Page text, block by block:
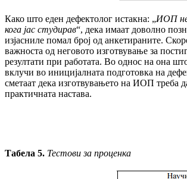
Како што еден дефектолог истакна: „ИОП
кога јас студирав“, дека имаат доволно
изјасниле помал број од анкетираните.
важноста од него­во­то изготвување за
резултати при работата. Во однос на она
вклучи во ини­цијал­на­та подготовка на
сметаат дека изготвувањето на ИОП треба
практичната настава.
Табела 5. Тестови за проценка